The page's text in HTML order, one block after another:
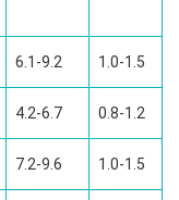
6.1-9.2 1.0-1.5
4.2-6.7 0.8-1.2
7.2-9.6 1.0-1.5